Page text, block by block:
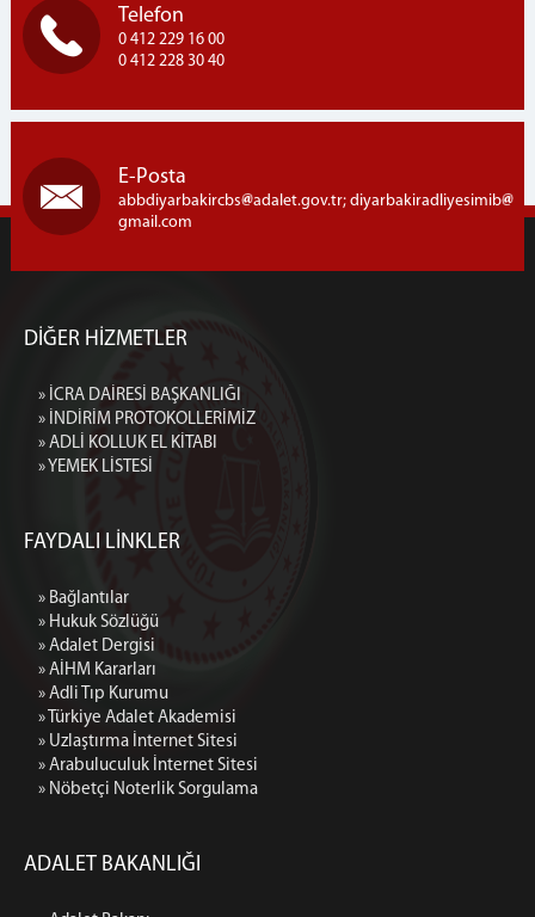
Çocuk Mahkemeleri
HUKUK MAHKEMELERİ
Sulh Hukuk Mahkemeleri
Aile Mahkemeleri
İcra Mahkemeleri
Tüketici Mahkemeleri
DİYARBAKIR İCRA DAİRELERİ BAŞKANLIĞI
DİYARBAKIR İCRA MÜDÜRLÜKLERİ (İLETİŞİM)
BİLGİ İŞLEM MÜD.
PORTAL ŞİFRESİ ALMA (UYAP ŞİFRESİ)
E-İMZA YENİ ŞİFRE ALMA
E-İMZA GEÇERLİLİK SÜRESİ KONTROLÜ
E-İMZA ŞİFRESİNİ DEĞİŞTİRME
E-İMZA KAYIP ÇALINTI SÜRECİ
E-ONAY İŞLEMLERİ
KISAYOL VE OTOMATİK METİN İŞLEMLERİ
MAİL ŞİFRESİ ALMA
Telefon
0 412 229 16 00
0 412 228 30 40
E-Posta
abbdiyarbakircbs
adalet.gov.tr; diyarbakiradliyesimib
gmail.com
DİĞER HİZMETLER
» İCRA DAİRESİ BAŞKANLIĞI
» İNDİRİM PROTOKOLLERİMİZ
» ADLİ KOLLUK EL KİTABI
» YEMEK LİSTESİ
FAYDALI LİNKLER
» Bağlantılar
» Hukuk Sözlüğü
» Adalet Dergisi
» AİHM Kararları
» Adli Tıp Kurumu
» Türkiye Adalet Akademisi
» Uzlaştırma İnternet Sitesi
» Arabuluculuk İnternet Sitesi
» Nöbetçi Noterlik Sorgulama
ADALET BAKANLIĞI